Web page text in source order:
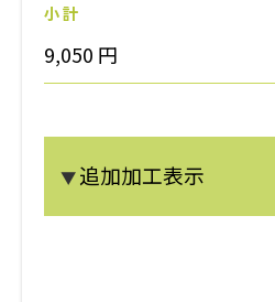
小 計
9,050 円
▼追加加工表示